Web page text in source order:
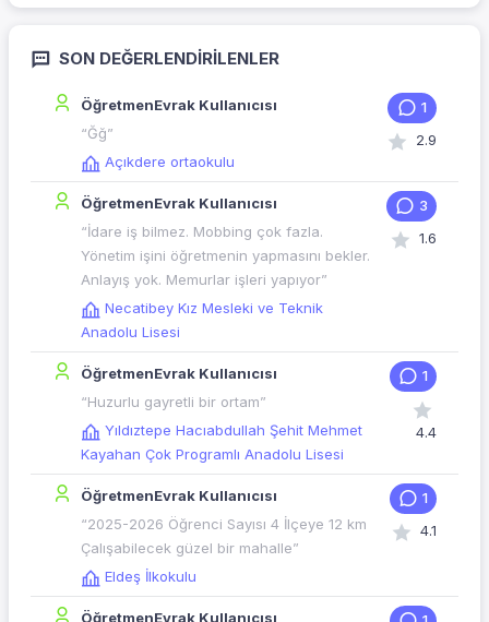
SON DEĞERLENDIRILENLER
ÖğretmenEvrak Kullanıcısı
“Ğğ”
Açıkdere ortaokulu
1
2.9
ÖğretmenEvrak Kullanıcısı
“İdare iş bilmez. Mobbing çok fazla.
Yönetim işini öğretmenin yapmasını bekler.
Anlayış yok. Memurlar işleri yapıyor”
Necatibey Kız Mesleki ve Teknik
Anadolu Lisesi
3
1.6
ÖğretmenEvrak Kullanıcısı
“Huzurlu gayretli bir ortam”
Yıldıztepe Hacıabdullah Şehit Mehmet
Kayahan Çok Programlı Anadolu Lisesi
1
4.4
ÖğretmenEvrak Kullanıcısı
“2025-2026 Öğrenci Sayısı 4 İlçeye 12 km
Çalışabilecek güzel bir mahalle”
Eldeş İlkokulu
1
4.1
ÖğretmenEvrak Kullanıcısı